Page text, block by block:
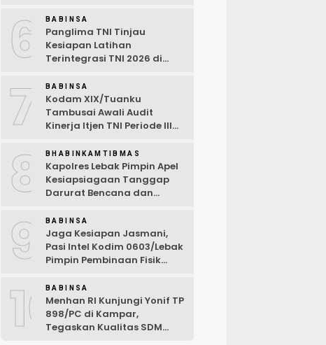
6 BABINSA
Panglima TNI Tinjau
Kesiapan Latihan
Terintegrasi TNI 2026 di
7 BABINSA
Kodam XIX/Tuanku
Tambusai Awali Audit
Kinerja Itjen TNI Periode III
8 BHABINKAMTIBMAS
Kapolres Lebak Pimpin Apel
Kesiapsiagaan Tanggap
Darurat Bencana dan
9 BABINSA
Jaga Kesiapan Jasmani,
Pasi Intel Kodim 0603/Lebak
Pimpin Pembinaan Fisik
10BABINSA
Menhan RI Kunjungi Yonif TP
898/PC di Kampar,
Tegaskan Kualitas SDM